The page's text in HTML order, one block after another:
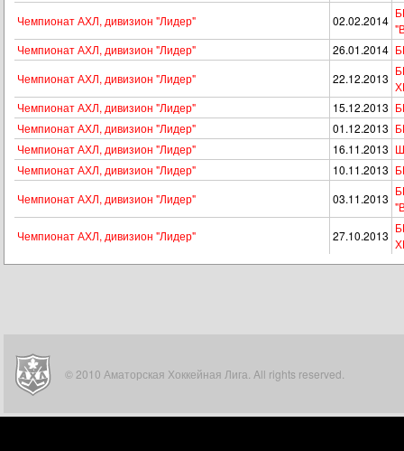
Чемпионат АХЛ, дивизион "Лидер"
02.02.2014
Чемпионат АХЛ, дивизион "Лидер"
26.01.2014
Чемпионат АХЛ, дивизион "Лидер"
22.12.2013
Чемпионат АХЛ, дивизион "Лидер"
15.12.2013
Чемпионат АХЛ, дивизион "Лидер"
01.12.2013
Чемпионат АХЛ, дивизион "Лидер"
16.11.2013
Чемпионат АХЛ, дивизион "Лидер"
10.11.2013
Чемпионат АХЛ, дивизион "Лидер"
03.11.2013
Чемпионат АХЛ, дивизион "Лидер"
27.10.2013
© 2010 Аматорская Хоккейная Лига. All rights reserved.